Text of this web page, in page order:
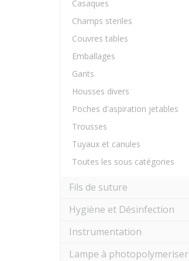
Casaques
Champs steriles
Couvres tables
Emballages
Gants
Housses divers
Poches d'aspiration jetables
Trousses
Tuyaux et canules
Toutes les sous catégories
Fils de suture
Hygiène et Désinfection
Instrumentation
Lampe à photopolymeriser